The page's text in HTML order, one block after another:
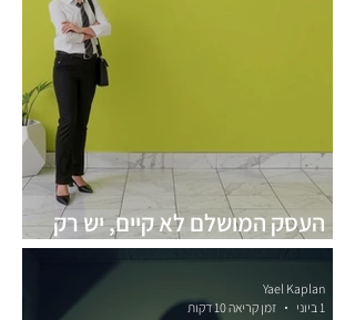
העסק המושלם לא קיים, יש רק
העסק שמתאים לך
Yael Kaplan
1 ביוני
זמן קריאה 10 דקות